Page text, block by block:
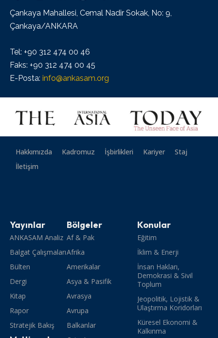
Çankaya Mahallesi, Cemal Nadir Sokak, No: 9,
Çankaya/ANKARA
Tel: +90 312 474 00 46
Faks: +90 312 474 00 45
E-Posta: info@ankasam.org
Hakkımızda Kadromuz İşbirlikleri Kariyer
Staj
İletişim
Yayınlar
ANKASAM Analiz
Balgat Çalışmaları
Bülten
Dergi
Kitap
Rapor
Stratejik Bakış
Bölgeler
Af & Pak
Afrika
Amerikalar
Asya & Pasifik
Avrasya
Avrupa
Balkanlar
Konular
Eğitim
İklim & Enerji
İnsan Hakları,
Demokrasi & Sivil
Toplum
Jeopolitik, Lojistik &
Ulaştırma Koridorları
Küresel Ekonomi &
Kalkınma